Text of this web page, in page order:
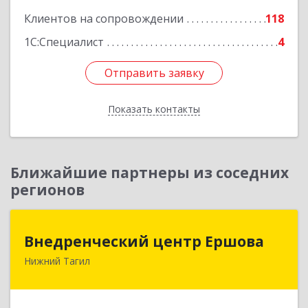
Клиентов на сопровождении
118
1С:Специалист
4
Отправить заявку
Показать контакты
Отправить заявку
Назад
Ближайшие партнеры из соседних
регионов
Внедренческий центр Ершова
Нижний Тагил
Внедренческий центр Ершова
622030, Свердловская обл, Нижний Тагил г,